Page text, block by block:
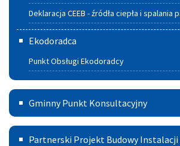
źródła
ciepła
i spalania
paliw
Deklaracja CEEB - źródła ciepła i spalania
Ekodoradca
Punkt Obsługi Ekodoradcy
Gminny
Punkt
Konsultacyjny
Gminny Punkt Konsultacyjny
Partnerski
Partnerski Projekt Budowy Instalacji